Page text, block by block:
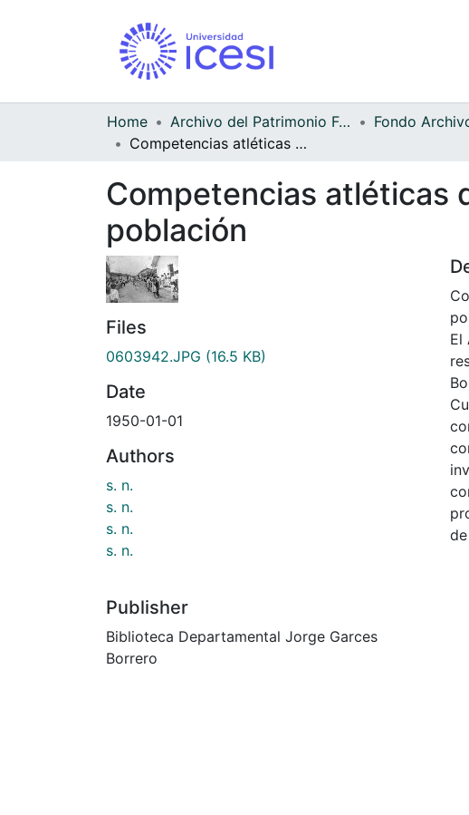
Home Archivo del Patrimonio Fotográfico y Fílmico del Valle del Cauca
Competencias atléticas dominicales que se hacían para divertir a la población
Competencias atléticas
población
Files
0603942.JPG (16.5 KB)
Date
1950-01-01
Authors
s. n.
s. n.
s. n.
s. n.
Publisher
Biblioteca Departamental Jorge Garces
Borrero
El